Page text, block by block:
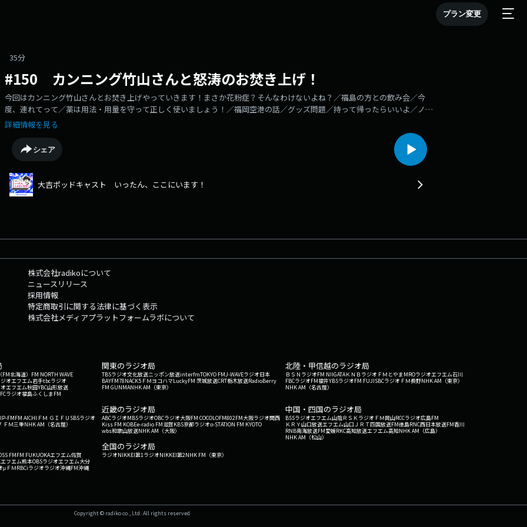
プラン変更
35分
#150 カンニング竹山さんと怒涛のお焚き上げ！
今回はカンニング竹山さんとお焚き上げやっていきます！まさか花粉症？そんなわけないよね？／福島の方との飲み会／今
度、連れてって／薬は用法・用量を守って正しく使いましょう！／福岡空港の話／グッズ問題／持って帰ったらいいよ／ノリ
やいじりの範囲／もちろんもちろん！わかってますよ／怒涛のお焚き上げ！そんな１５０回目です！Learn more about your
ad choices. Visit podcastchoices.com/adchoices
詳細情報を見る
シェア
大吉ポッドキャスト いったん、ここにいます！
株式会社radikoについて
ニュースリリース
採用情報
特定商取引に関する法律に基づく表示
株式会社メディアプラットフォームラボについて
北海道） FM NORTH WAVE
オエフエム岩手tbcラジオ
エフエム秋田YBC山形放送
ラジオ福島ふくしまFM
関東のラジオ局
TBSラジオ文化放送ニッポン放送interfmTOKYO FMJ-WAVEラジオ日本
BAYFM78NACK5 ＦＭヨコハマLuckyFM 茨城放送CRT栃木放送RadioBerry
FM GUNMANHK AM（東京）
北陸・甲信越のラジオ局
ＢＳＮラジオFM NIIGATAＫＮＢラジオ ＦＭとやまMROラジオエフエム石川
FBCラジオFM福井YBSラジオFM FUJISBCラジオ ＦＭ長野NHK AM（東京）
NHK AM（名古屋）
FMFM AICHI ＦＭ ＧＩＦＵ SBSラジオ
ＦＭ三重NHK AM（名古屋）
近畿のラジオ局
ABCラジオMBSラジオOBCラジオ大阪FM COCOLOFM802FM大阪ラジオ関西
Kiss FM KOBEe-radio FM滋賀KBS京都ラジオα-STATION FM KYOTO
wbs和歌山放送NHK AM（大阪）
中国・四国のラジオ局
BSSラジオエフエム山陰ＲＳＫラジオ ＦＭ岡山RCCラジオ広島FM
ＫＲＹ山口放送エフエム山口 ＪＲＴ四国放送FM徳島RNC西日本放送FM香川
RNB南海放送FM愛媛RKC高知放送エフエム高知NHK AM（広島）
NHK AM（松山）
FMFM FUKUOKAエフエム佐賀
フエム熊本OBSラジオエフエム大分
μＦＭRBCiラジオラジオ沖縄FM沖縄
全国のラジオ局
ラジオNIKKEI第1ラジオNIKKEI第2NHK FM（東京）
Copyright © radiko co., Ltd. All rights reserved